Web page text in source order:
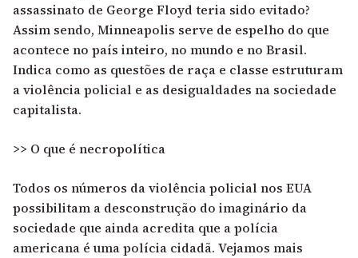
assassinato de George Floyd teria sido evitado?
Assim sendo, Minneapolis serve de espelho do que
acontece no país inteiro, no mundo e no Brasil.
Indica como as questões de raça e classe estruturam
a violência policial e as desigualdades na sociedade
capitalista.
>> O que é necropolítica
Todos os números da violência policial nos EUA
possibilitam a desconstrução do imaginário da
sociedade que ainda acredita que a polícia
americana é uma polícia cidadã. Vejamos mais